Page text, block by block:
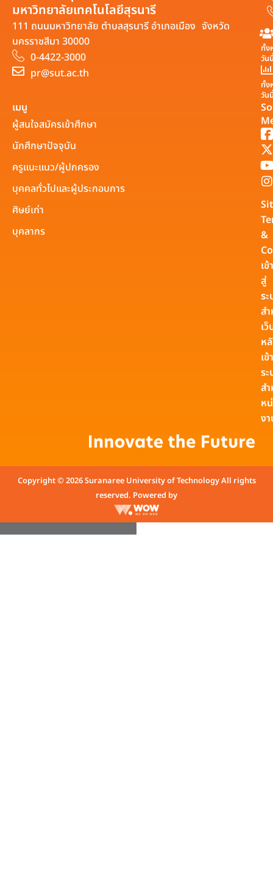
มหาวิทยาลัยเทคโนโลยีสุรนารี
111 ถนนมหาวิทยาลัย ตำบลสุรนารี อำเภอเมือง จังหวัด
นครราชสีมา 30000
0-4422-3000
pr@sut.ac.th
ทั้ง
วัน
ทั้ง
วัน
เมนู
ผู้สนใจสมัครเข้าศึกษา
นักศึกษาปัจจุบัน
ครูแนะแนว/ผู้ปกครอง
บุคคลทั่วไปและผู้ประกอบการ
ศิษย์เก่า
บุคลากร
&
เข้า
สู่
ร
ส
เ
ห
เข้
ร
ส
ห
ง
Copyright © 2026 Suranaree University of Technology All rights
reserved. Powered by